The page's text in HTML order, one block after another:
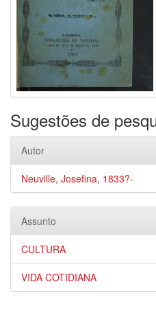
Sugestões de
Autor
Neuville, Josefina, 1833?-
Assunto
CULTURA
VIDA COTIDIANA